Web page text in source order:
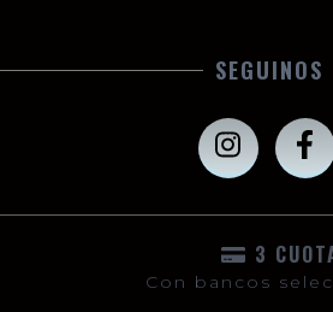
SEGUINOS
3
Con bancos